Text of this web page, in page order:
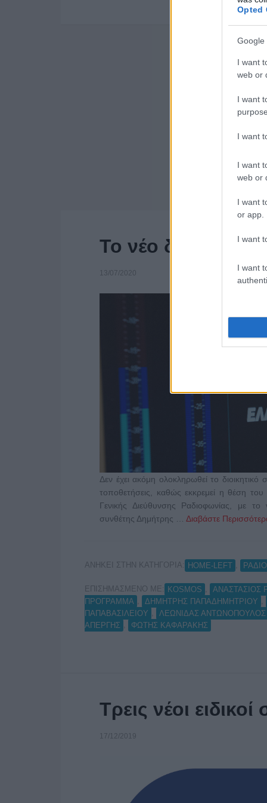
Opted
Google
I want
web or
I want
I want
I want
web or
I want
or app.
I want
I want
Το νέο
13/07/2020
Δεν έχει ακόμη ολοκληρωθεί το
τοποθετήσεις, καθώς εκκρεμεί η θέση
Γενικής Διεύθυνσης Ραδιοφωνίας, με
συνθέτης Δημήτρης … Διαβάστε
ΑΝΗΚΕΙ ΣΤΗΝ ΚΑΤΗΓΟΡΙΑ: HOME-LEFT
ΕΠΙΣΗΜΑΣΜΕΝΟ ΜΕ: KOSMOS ΑΝΑΣΤΑΣΙΟΣ
ΠΡΟΓΡΑΜΜΑ
ΔΗΜΗΤΡΗΣ ΠΑΠΑΔΗΜΗΤΡΙΟΥ
ΠΑΠΑΒΑΣΙΛΕΙΟΥ
ΛΕΩΝΙΔΑΣ ΑΝΤΩΝΟΠΟΥΛΟΣ
ΑΠΕΡΓΗΣ
ΦΩΤΗΣ ΚΑΦΑΡΑΚΗΣ
Τρεις νέοι
17/12/2019